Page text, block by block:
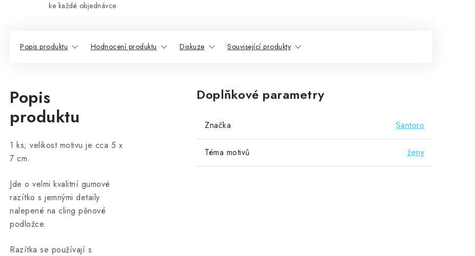
ke každé objednávce
Popis produktu Hodnocení produktu Diskuze Související produkty
Popis
produktu
1 ks; velikost motivu je cca 5 x
7 cm.
Jde o velmi kvalitní gumové
razítko s jemnými detaily
nalepené na cling pěnové
podložce.
Razítka se používají s
Doplňkové parametry
Značka Santoro
Téma motivů ženy